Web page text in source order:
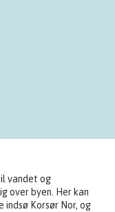
vandet og
over byen. Her kan
indsø Korsør Nor, og